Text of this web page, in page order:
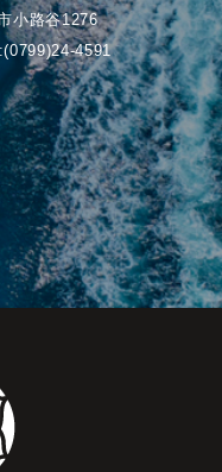
小路谷1276
4591